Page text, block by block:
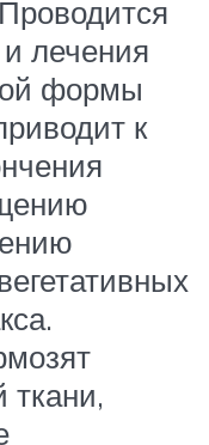
лечения
формы
к
ткани,